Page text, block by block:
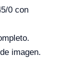
0 con
imagen.